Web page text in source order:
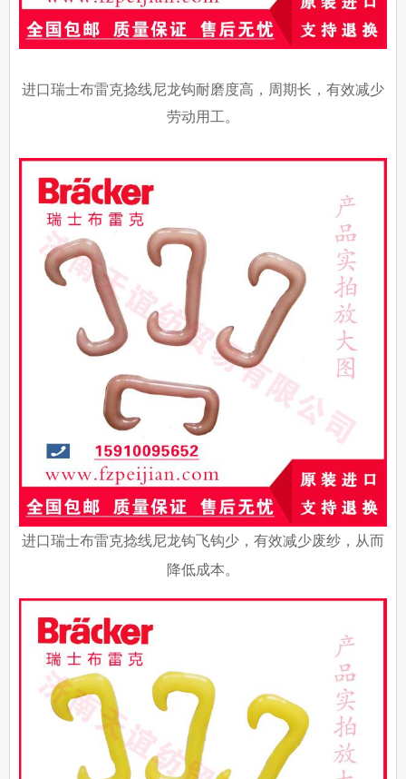
进口瑞士布雷克捻线尼龙钩耐磨度高，周期长，有效减少
劳动用工。
进口瑞士布雷克捻线尼龙钩飞钩少，有效减少废纱，从而
降低成本。